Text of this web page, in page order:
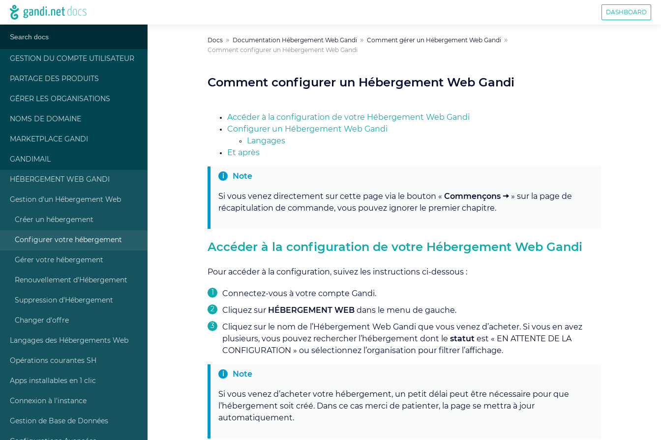
DASHBOARD
GESTION DU COMPTE UTILISATEUR
PARTAGE DES PRODUITS
GÉRER LES ORGANISATIONS
NOMS DE DOMAINE
MARKETPLACE GANDI
GANDIMAIL
HÉBERGEMENT WEB GANDI
Gestion d'un Hébergement Web
Créer un hébergement
Configurer votre hébergement
Gérer votre hébergement
Renouvellement d'Hébergement
Suppression d'Hébergement
Changer d'offre
Langages des Hébergements Web
Opérations courantes SH
Apps installables en 1 clic
Connexion à l'instance
Gestion de Base de Données
Docs Documentation Hébergement Web Gandi
Comment gérer un Hébergement Web Gandi
Comment configurer un Hébergement Web Gandi
Comment configurer un Hébergement Web Gandi
Accéder à la configuration de votre Hébergement Web Gandi
Configurer un Hébergement Web Gandi
Langages
Et après
Note
Si vous venez directement sur cette page via le bouton « Commençons 🠦 » sur la page de
récapitulation de commande, vous pouvez ignorer le premier chapitre.
Accéder à la configuration de votre Hébergement Web Gandi
Pour accéder à la configuration, suivez les instructions ci-dessous :
Connectez-vous à votre compte Gandi.
Cliquez sur HÉBERGEMENT WEB dans le menu de gauche.
Cliquez sur le nom de l’Hébergement Web Gandi que vous venez d’acheter. Si vous en avez
plusieurs, vous pouvez rechercher l’hébergement dont le statut est « EN ATTENTE DE LA
CONFIGURATION » ou sélectionnez l’organisation pour filtrer l’affichage.
Note
Si vous venez d’acheter votre hébergement, un petit délai peut être nécessaire pour que
l’hébergement soit créé. Dans ce cas merci de patienter, la page se mettra à jour
automatiquement.